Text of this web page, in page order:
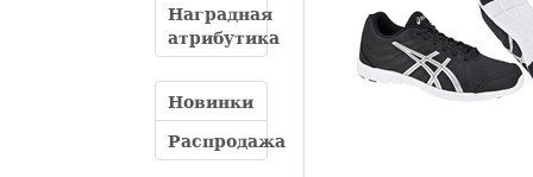
Наградная
атрибутика
Новинки
Распродажа